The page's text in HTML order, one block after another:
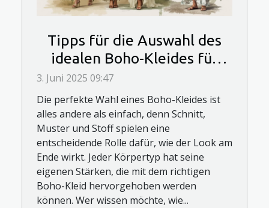
Tipps für die Auswahl des
idealen Boho-Kleides für
verschiedene Körpertypen
3. Juni 2025 09:47
Die perfekte Wahl eines Boho-Kleides ist
alles andere als einfach, denn Schnitt,
Muster und Stoff spielen eine
entscheidende Rolle dafür, wie der Look am
Ende wirkt. Jeder Körpertyp hat seine
eigenen Stärken, die mit dem richtigen
Boho-Kleid hervorgehoben werden
können. Wer wissen möchte, wie...